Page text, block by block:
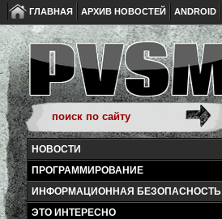
ГЛАВНАЯ АРХИВ НОВОСТЕЙ ANDROID
НОВОСТИ
ПРОГРАММИРОВАНИЕ
ИНФОРМАЦИОННАЯ БЕЗОПАСНОСТЬ
ЭТО ИНТЕРЕСНО